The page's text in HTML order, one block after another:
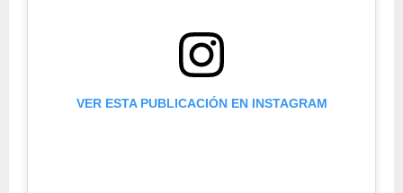
VER ESTA PUBLICACIÓN EN INSTAGRAM